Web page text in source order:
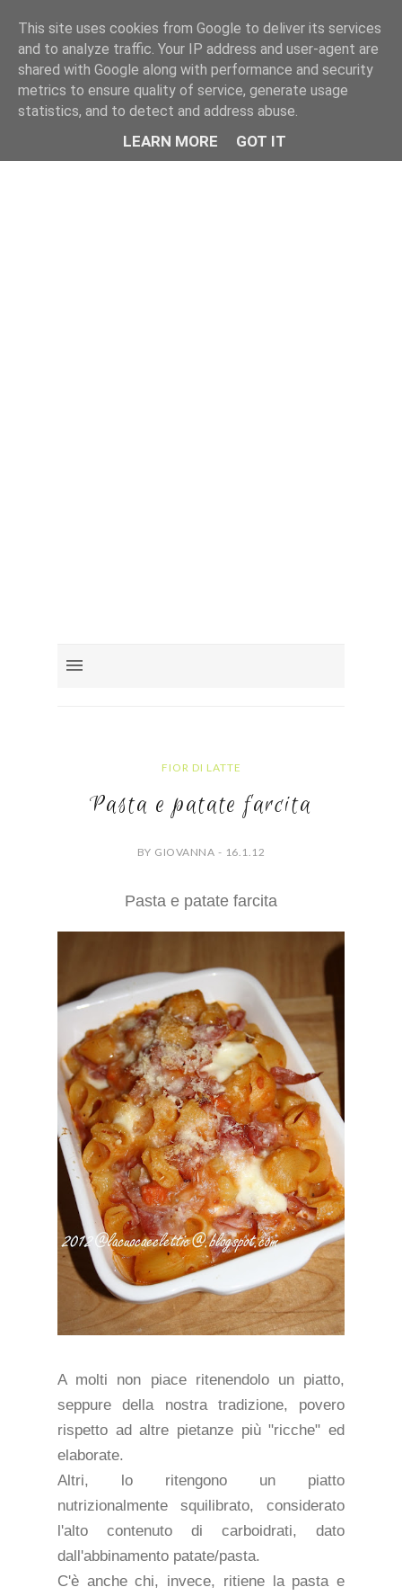
FIOR DI LATTE
Pasta e patate farcita
BY GIOVANNA - 16.1.12
Pasta e patate farcita
A molti non piace ritenendolo un piatto,
seppure della nostra tradizione, povero
rispetto ad altre pietanze più "ricche" ed
elaborate.
Altri, lo ritengono un piatto
nutrizionalmente squilibrato, considerato
l'alto contenuto di carboidrati, dato
dall'abbinamento patate/pasta.
C'è anche chi, invece, ritiene la pasta e
This site uses cookies from Google to deliver its services
and to analyze traffic. Your IP address and user-agent are
shared with Google along with performance and security
metrics to ensure quality of service, generate usage
statistics, and to detect and address abuse.
LEARN MORE GOT IT